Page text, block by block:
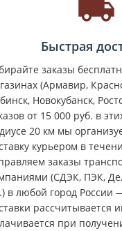
Быстрая
заказы
(Армавир,
Новокубанск,
от 15 000 руб. в
20 км мы
курьером в
заказы
(СДЭК, ПЭК,
в любой город России
рассчитывается
при